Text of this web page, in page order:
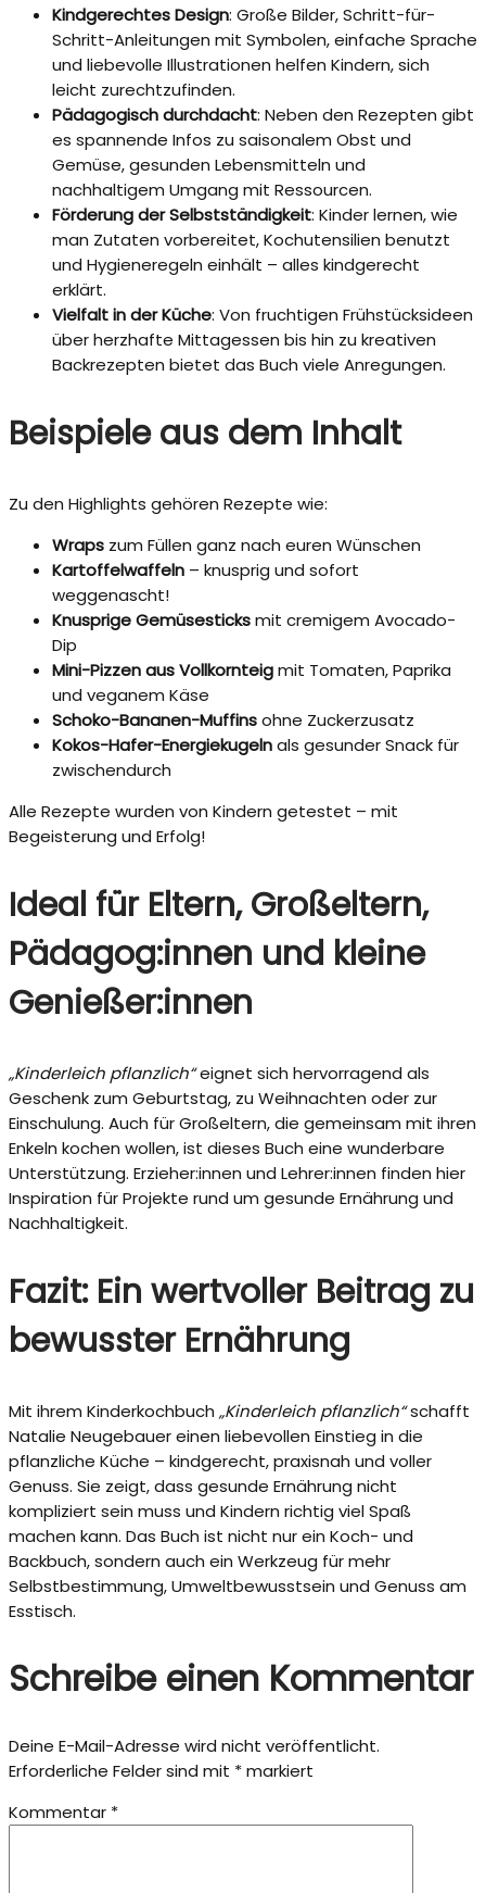
Kindgerechtes Design: Große Bilder, Schritt-für-
Schritt-Anleitungen mit Symbolen, einfache Sprache
und liebevolle Illustrationen helfen Kindern, sich
leicht zurechtzufinden.
Pädagogisch durchdacht: Neben den Rezepten gibt
es spannende Infos zu saisonalem Obst und
Gemüse, gesunden Lebensmitteln und
nachhaltigem Umgang mit Ressourcen.
Förderung der Selbstständigkeit: Kinder lernen, wie
man Zutaten vorbereitet, Kochutensilien benutzt
und Hygieneregeln einhält – alles kindgerecht
erklärt.
Vielfalt in der Küche: Von fruchtigen Frühstücksideen
über herzhafte Mittagessen bis hin zu kreativen
Backrezepten bietet das Buch viele Anregungen.
Beispiele aus dem Inhalt
Zu den Highlights gehören Rezepte wie:
Wraps zum Füllen ganz nach euren Wünschen
Kartoffelwaffeln – knusprig und sofort
weggenascht!
Knusprige Gemüsesticksmit cremigem Avocado-
Dip
Mini-Pizzen aus Vollkornteigmit Tomaten, Paprika
und veganem Käse
Schoko-Bananen-Muffinsohne Zuckerzusatz
Kokos-Hafer-Energiekugelnals gesunder Snack für
zwischendurch
Alle Rezepte wurden von Kindern getestet – mit
Begeisterung und Erfolg!
Ideal für Eltern, Großeltern,
Pädagog:innen und kleine
Genießer:innen
„Kinderleich pflanzlich“eignet sich hervorragend als
Geschenk zum Geburtstag, zu Weihnachten oder zur
Einschulung. Auch für Großeltern, die gemeinsam mit ihren
Enkeln kochen wollen, ist dieses Buch eine wunderbare
Unterstützung. Erzieher:innen und Lehrer:innen finden hier
Inspiration für Projekte rund um gesunde Ernährung und
Nachhaltigkeit.
Fazit: Ein wertvoller Beitrag zu
bewusster Ernährung
Mit ihrem Kinderkochbuch „Kinderleich pflanzlich“schafft
Natalie Neugebauer einen liebevollen Einstieg in die
pflanzliche Küche – kindgerecht, praxisnah und voller
Genuss. Sie zeigt, dass gesunde Ernährung nicht
kompliziert sein muss und Kindern richtig viel Spaß
machen kann. Das Buch ist nicht nur ein Koch- und
Backbuch, sondern auch ein Werkzeug für mehr
Selbstbestimmung, Umweltbewusstsein und Genuss am
Esstisch.
Schreibe einen Kommentar
Deine E-Mail-Adresse wird nicht veröffentlicht.
Erforderliche Felder sind mit *markiert
Kommentar *